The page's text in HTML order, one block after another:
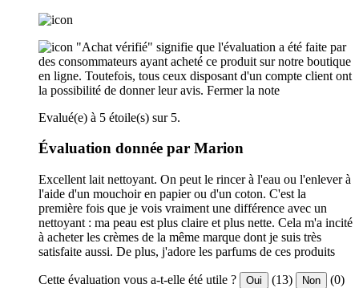
"Achat vérifié" signifie que l'évaluation a été faite par
des consommateurs ayant acheté ce produit sur notre boutique
en ligne. Toutefois, tous ceux disposant d'un compte client ont
la possibilité de donner leur avis. Fermer la note
Evalué(e) à 5 étoile(s) sur 5.
Évaluation donnée par Marion
Excellent lait nettoyant. On peut le rincer à l'eau ou l'enlever à
l'aide d'un mouchoir en papier ou d'un coton. C'est la
première fois que je vois vraiment une différence avec un
nettoyant : ma peau est plus claire et plus nette. Cela m'a incité
à acheter les crèmes de la même marque dont je suis très
satisfaite aussi. De plus, j'adore les parfums de ces produits
Cette évaluation vous a-t-elle été utile ? Oui (13) Non (0)